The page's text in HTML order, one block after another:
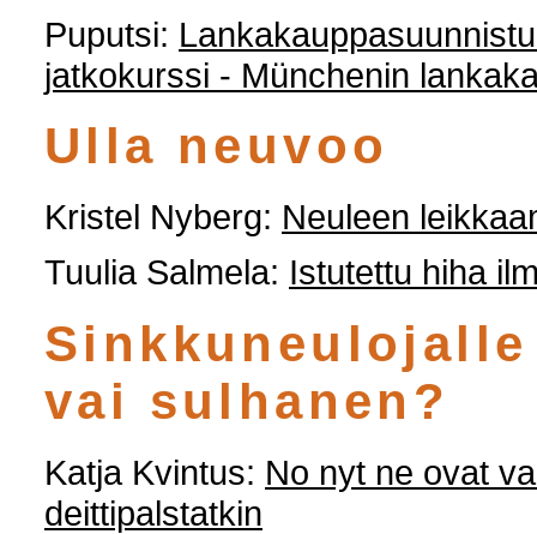
Puputsi:
jatkokurssi - Münchenin
Ulla neuvoo
Kristel Nyberg: Neuleen
Tuulia Salmela: Istutettu hiha
vai sulhanen?
Katja Kvintus: No nyt ne ovat
deittipalstatkin